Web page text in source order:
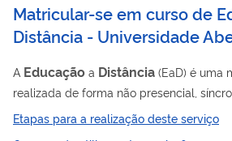
Matricular-se em curso de
Distância - Universidade
A Educação a Distância (EaD) é uma
realizada de forma não presencial,
ou assíncrona (a qualquer tempo),
metodologia própria, com o emprego de
Etapas para a realização deste serviço